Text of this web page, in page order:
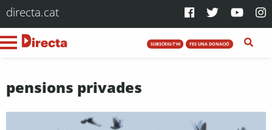
directa.cat
SUBSCRIU-T'HI FES UNA DONACIÓ
pensions privades